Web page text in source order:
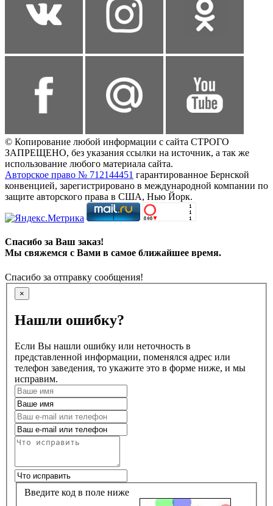
© Копирование любой информации с сайта СТРОГО
ЗАПРЕЩЕНО, без указания ссылки на источник, а так же
использование любого материала сайта.
Авторское право № 712144451 гарантированное Бернской
конвенцией, зарегистрировано в международной компании по
защите авторского права в США, Нью Йорк.
Спасибо за Ваш заказ!
Мы свяжемся с Вами в самое ближайшее время.
Спасибо за отправку сообщения!
×
Нашли ошибку?
Если Вы нашли ошибку или неточность в
представленной информации, поменялся адрес или
телефон заведения, то укажите это в форме ниже, и мы
исправим.
Введите код в поле ниже